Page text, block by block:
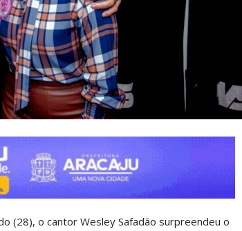
(28), o cantor Wesley Safadão surpreendeu o
Ane Lisboa / Jornalista Abr 20, 2025